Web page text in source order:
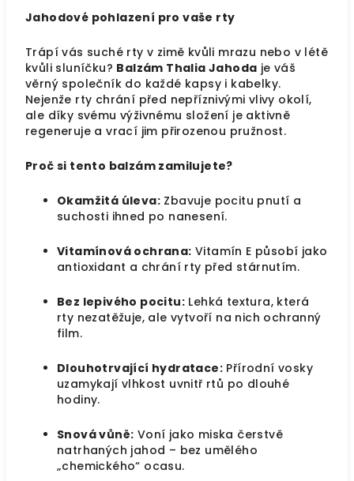
Jahodové pohlazení pro vaše rty
Trápí vás suché rty v zimě kvůli mrazu nebo v létě
kvůli sluníčku? Balzám Thalia Jahoda je váš
věrný společník do každé kapsy i kabelky.
Nejenže rty chrání před nepříznivými vlivy okolí,
ale díky svému výživnému složení je aktivně
regeneruje a vrací jim přirozenou pružnost.
Proč si tento balzám zamilujete?
Okamžitá úleva: Zbavuje pocitu pnutí a
suchosti ihned po nanesení.
Vitamínová ochrana: Vitamín E působí jako
antioxidant a chrání rty před stárnutím.
Bez lepivého pocitu: Lehká textura, která
rty nezatěžuje, ale vytvoří na nich ochranný
film.
Dlouhotrvající hydratace: Přírodní vosky
uzamykají vlhkost uvnitř rtů po dlouhé
hodiny.
Snová vůně: Voní jako miska čerstvě
natrhaných jahod – bez umělého
„chemického“ ocasu.